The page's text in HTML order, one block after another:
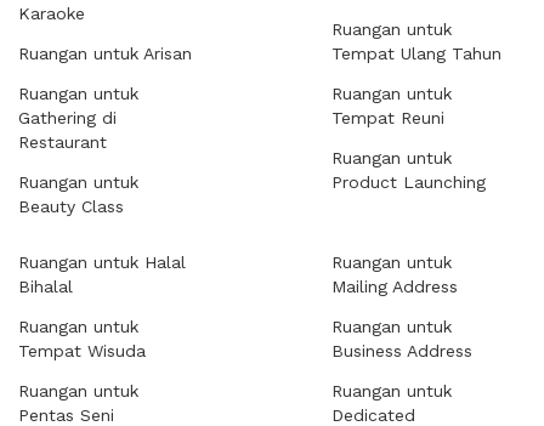
Karaoke
Ruangan untuk Arisan
Ruangan untuk
Gathering di
Restaurant
Ruangan untuk
Beauty Class
Ruangan untuk
Tempat Ulang Tahun
Ruangan untuk
Tempat Reuni
Ruangan untuk
Product Launching
Ruangan untuk Halal
Bihalal
Ruangan untuk
Tempat Wisuda
Ruangan untuk
Pentas Seni
Ruangan untuk
Mailing Address
Ruangan untuk
Business Address
Ruangan untuk
Dedicated